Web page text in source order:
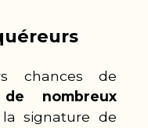
chances de
nombreux
signature de